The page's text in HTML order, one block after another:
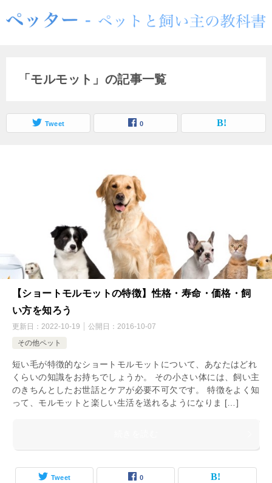
「モルモット」の記事一覧
Tweet 0
【ショートモルモットの特徴】性格・寿命・価格・飼
い方を知ろう
更新日： 2022-10-19 公開日： 2016-10-07
その他ペット
短い毛が特徴的なショートモルモットについて、あなたはどれ
くらいの知識をお持ちでしょうか。 その小さい体には、飼い主
のきちんとしたお世話とケアが必要不可欠です。 特徴をよく知
って、モルモットと楽しい生活を送れるようになりま […]
Tweet 0